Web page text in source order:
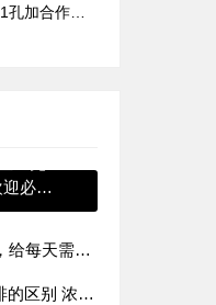
加合作社
必点
持体型的你参考
意思 精粹浓缩咖啡